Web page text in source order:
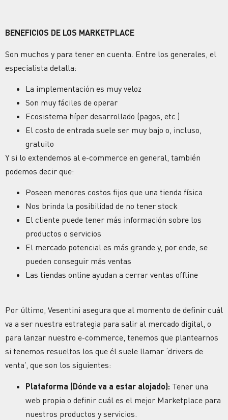
BENEFICIOS DE LOS MARKETPLACE
Son muchos y para tener en cuenta. Entre los generales, el
especialista detalla:
La implementación es muy veloz
Son muy fáciles de operar
Ecosistema híper desarrollado (pagos, etc.)
El costo de entrada suele ser muy bajo o, incluso,
gratuito
Y si lo extendemos al e-commerce en general, también
podemos decir que:
Poseen menores costos fijos que una tienda física
Nos brinda la posibilidad de no tener stock
El cliente puede tener más información sobre los
productos o servicios
El mercado potencial es más grande y, por ende, se
pueden conseguir más ventas
Las tiendas online ayudan a cerrar ventas offline
Por último, Vesentini asegura que al momento de definir cuál
va a ser nuestra estrategia para salir al mercado digital, o
para lanzar nuestro e-commerce, tenemos que plantearnos
si tenemos resueltos los que él suele llamar ‘drivers de
venta’, que son los siguientes:
Plataforma (Dónde va a estar alojado): Tener una
web propia o definir cuál es el mejor Marketplace para
nuestros productos y servicios.